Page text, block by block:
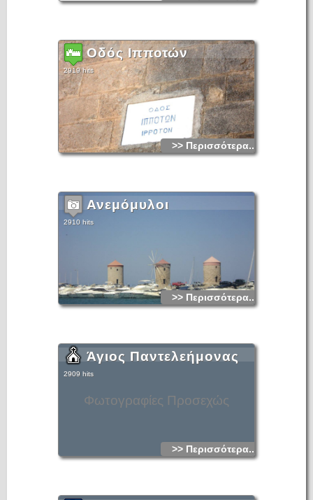
Οδός Ιπποτών
2919 hits
>> Περισσότερα...
Ανεμόμυλοι
2910 hits
>> Περισσότερα...
Φωτογραφίες Προσεχώς
Άγιος Παντελεήμονας
2909 hits
>> Περισσότερα...